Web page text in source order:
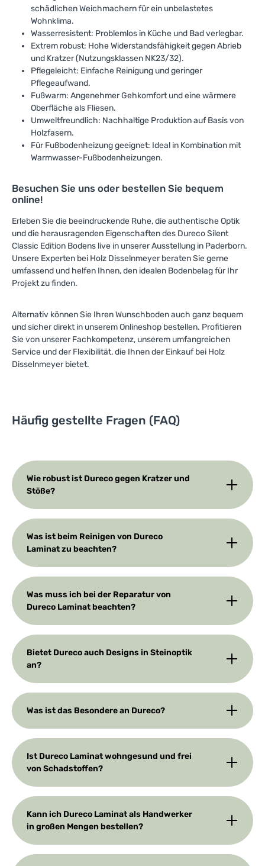
schädlichen Weichmachern für ein unbelastetes
Wohnklima.
Wasserresistent: Problemlos in Küche und Bad verlegbar.
Extrem robust: Hohe Widerstandsfähigkeit gegen Abrieb
und Kratzer (Nutzungsklassen NK23/32).
Pflegeleicht: Einfache Reinigung und geringer
Pflegeaufwand.
Fußwarm: Angenehmer Gehkomfort und eine wärmere
Oberfläche als Fliesen.
Umweltfreundlich: Nachhaltige Produktion auf Basis von
Holzfasern.
Für Fußbodenheizung geeignet: Ideal in Kombination mit
Warmwasser-Fußbodenheizungen.
Besuchen Sie uns oder bestellen Sie bequem
online!
Erleben Sie die beeindruckende Ruhe, die authentische Optik
und die herausragenden Eigenschaften des Dureco Silent
Classic Edition Bodens live in unserer Ausstellung in Paderborn.
Unsere Experten bei Holz Disselnmeyer beraten Sie gerne
umfassend und helfen Ihnen, den idealen Bodenbelag für Ihr
Projekt zu finden.
Alternativ können Sie Ihren Wunschboden auch ganz bequem
und sicher direkt in unserem Onlineshop bestellen. Profitieren
Sie von unserer Fachkompetenz, unserem umfangreichen
Service und der Flexibilität, die Ihnen der Einkauf bei Holz
Disselnmeyer bietet.
Häufig gestellte Fragen (FAQ)
Wie robust ist Dureco gegen Kratzer und
Stöße?
Was ist beim Reinigen von Dureco
Laminat zu beachten?
Was muss ich bei der Reparatur von
Dureco Laminat beachten?
Bietet Dureco auch Designs in Steinoptik
an?
Was ist das Besondere an Dureco?
Ist Dureco Laminat wohngesund und frei
von Schadstoffen?
Kann ich Dureco Laminat als Handwerker
in großen Mengen bestellen?